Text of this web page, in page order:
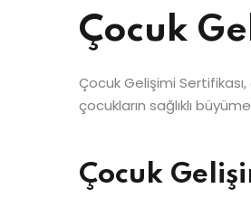
Çocuk
Çocuk Gelişimi
çocukların sağlıklı
Çocuk